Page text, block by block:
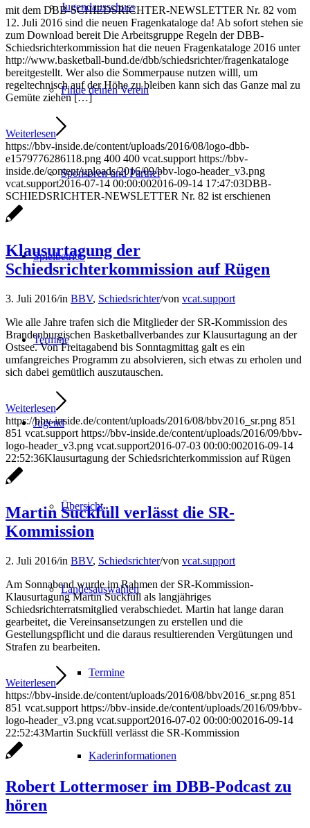
Jugendausschuss
Finde deinen Verein
Sponsoren und Partner
Spielbetrieb
Termine
Jugend
Übersicht
Landesauswahlen
Termine
Kaderinformationen
mit dem DBB-SCHIEDSRICHTER-NEWSLETTER Nr. 82 vom
12. Juli 2016 sind die neuen Fragenkataloge da! Ab sofort stehen sie
zum Download bereit Die Arbeitsgruppe Regeln der DBB-
Schiedsrichterkommission hat die neuen Fragenkataloge 2016 unter
http://www.basketball-bund.de/dbb/schiedsrichter/fragenkataloge
bereitgestellt. Wer also die Sommerpause nutzen willl, um
regeltechnisch auf der Höhe zu bleiben kann sich das Ganze mal zu
Gemüte ziehen […]
Weiterlesen
https://bbv-inside.de/content/uploads/2016/08/logo-dbb-
e1579776286118.png 400 400 vcat.support https://bbv-
inside.de/content/uploads/2016/09/bbv-logo-header_v3.png
vcat.support2016-07-14 00:00:002016-09-14 17:47:03DBB-
SCHIEDSRICHTER-NEWSLETTER Nr. 82 ist erschienen
Klausurtagung der
Schiedsrichterkommission auf Rügen
3. Juli 2016/in BBV, Schiedsrichter/von vcat.support
Wie alle Jahre trafen sich die Mitglieder der SR-Kommission des
Brandenburgischen Basketballverbandes zur Klausurtagung an der
Ostsee. Von Freitagabend bis Sonntagmittag galt es ein
umfangreiches Programm zu absolvieren, sich etwas zu erholen und
sich dabei gemütlich auszutauschen.
Weiterlesen
https://bbv-inside.de/content/uploads/2016/08/bbv2016_sr.png 851
851 vcat.support https://bbv-inside.de/content/uploads/2016/09/bbv-
logo-header_v3.png vcat.support2016-07-03 00:00:002016-09-14
22:52:36Klausurtagung der Schiedsrichterkommission auf Rügen
Martin Suckfüll verlässt die SR-
Kommission
2. Juli 2016/in BBV, Schiedsrichter/von vcat.support
Am Sonnabend wurde im Rahmen der SR-Kommission-
Klausurtagung Martin Suckfüll als langjähriges
Schiedsrichterratsmitglied verabschiedet. Martin hat lange daran
gearbeitet, die Vereinsansetzungen zu erstellen und die
Gestellungspflicht und die daraus resultierenden Vergütungen und
Strafen zu bearbeiten.
Weiterlesen
https://bbv-inside.de/content/uploads/2016/08/bbv2016_sr.png 851
851 vcat.support https://bbv-inside.de/content/uploads/2016/09/bbv-
logo-header_v3.png vcat.support2016-07-02 00:00:002016-09-14
22:52:43Martin Suckfüll verlässt die SR-Kommission
Robert Lottermoser im DBB-Podcast zu
hören